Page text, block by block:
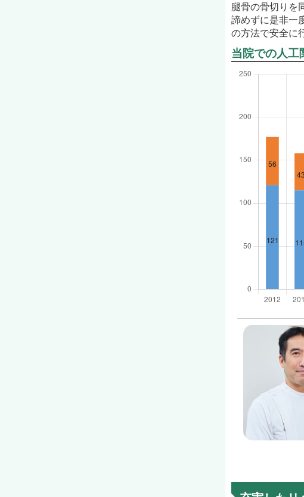
腿骨の骨切りを
諦めずに是非一
の方法で安全に
当院での人工